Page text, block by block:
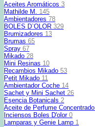
Aceites Aromáticos 3
Mathilde M. 145
Ambientadores 78
BOLES D`OLOR 329
Brumizadores 13
Brumas 65
Spray 67
Mikado 28
Mini Resinas 10
Recambios Mikado 53
Petit Mikado 11
Ambientador Coche 14
Sachet y Mini Sachet 26
Esencia Botanicals 2
Aceite de Perfume Concentrado
Inciensos Boles D'olor 0
Lamparas y Genie Lamp 1